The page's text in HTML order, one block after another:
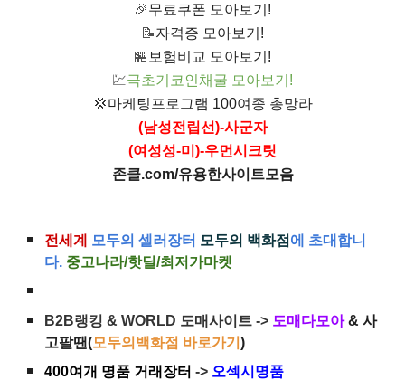
🎉무료쿠폰 모아보기!
📝자격증 모아보기!
🏪 보험비교 모아보기!
💹극초기코인채굴 모아보기!
💢마케팅프로그램 100여종 총망라
(남성전립선)-사군자
(여성성-미)-우먼시크릿
존클.com/유용한사이트모음
전세계 모두의 셀러장터 모두의 백화점 에 초대합니
다. 중고나라/핫딜/최저가마켓
B2B랭킹 & WORLD 도매사이트 -> 도매다모아 & 사
고팔땐(모두의백화점 바로가기)
400여개 명품 거래장터 -> 오섹시명품